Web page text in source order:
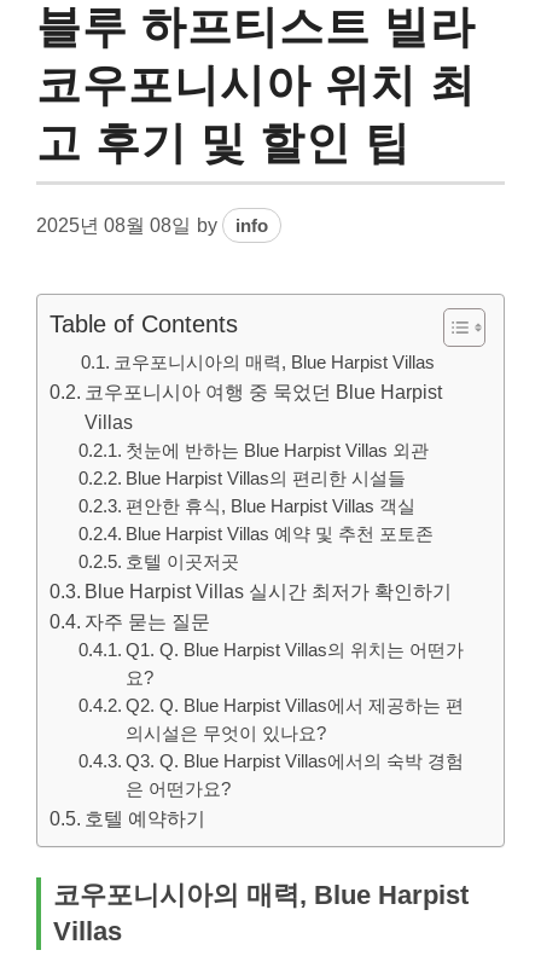
블루 하프티스트 빌라
코우포니시아 위치 최
고 후기 및 할인 팁
2025년 08월 08일 by info
Table of Contents
코우포니시아의 매력, Blue Harpist Villas
코우포니시아 여행 중 묵었던 Blue Harpist
Villas
첫눈에 반하는 Blue Harpist Villas 외관
Blue Harpist Villas의 편리한 시설들
편안한 휴식, Blue Harpist Villas 객실
Blue Harpist Villas 예약 및 추천 포토존
호텔 이곳저곳
Blue Harpist Villas 실시간 최저가 확인하기
자주 묻는 질문
Q1. Q. Blue Harpist Villas의 위치는 어떤가
요?
Q2. Q. Blue Harpist Villas에서 제공하는 편
의시설은 무엇이 있나요?
Q3. Q. Blue Harpist Villas에서의 숙박 경험
은 어떤가요?
호텔 예약하기
코우포니시아의 매력, Blue Harpist
Villas